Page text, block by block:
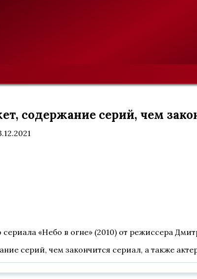
содержание серий, чем
«Небо в огне» (2010) от режиссера
серий, чем закончится сериал, а также